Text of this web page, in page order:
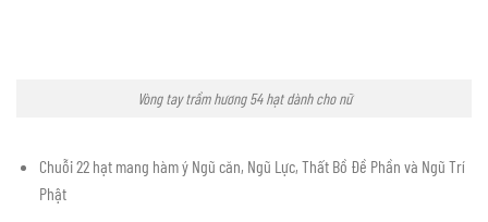
Vòng tay trầm hương 54 hạt dành cho nữ
Chuỗi 22 hạt mang hàm ý Ngũ căn, Ngũ Lực, Thất Bồ Đề Phần và Ngũ Trí
Phật